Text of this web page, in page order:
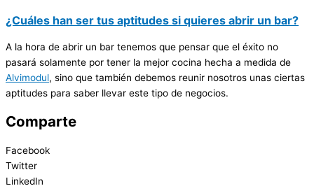
¿Cuáles han ser tus aptitudes si quieres abrir un bar?
A la hora de abrir un bar tenemos que pensar que el éxito no
pasará solamente por tener la mejor cocina hecha a medida de
Alvimodul, sino que también debemos reunir nosotros unas ciertas
aptitudes para saber llevar este tipo de negocios.
Comparte
Facebook
Twitter
LinkedIn